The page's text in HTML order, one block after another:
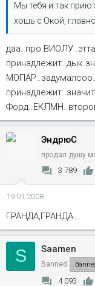
Мы тебя и так
хошь с Окой,
даа..про
принадлежит..дык
ЭндрюС
продал душу
3 789
19.01.2008
ГРАНДА,ГРАНДА...
S Saamen
Banned
4 093